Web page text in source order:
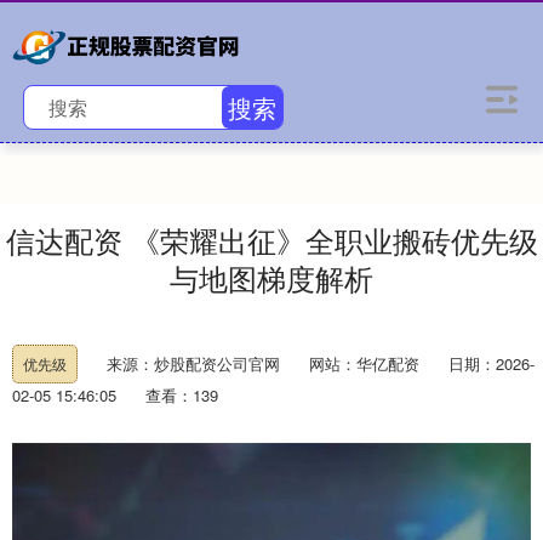
搜索
信达配资 《荣耀出征》全职业搬砖优先级
与地图梯度解析
优先级 来源：炒股配资公司官网 网站：华亿配资
日期：2026-
02-05 15:46:05
查看：139